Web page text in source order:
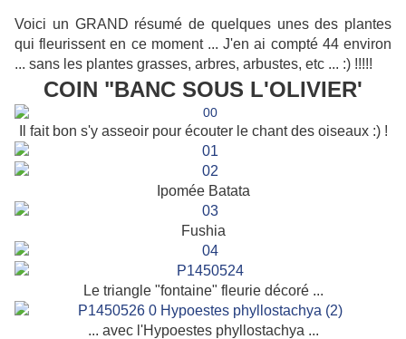
Voici un GRAND résumé de quelques unes des plantes
qui fleurissent en ce moment ... J'en ai compté 44 environ
... sans les plantes grasses, arbres, arbustes, etc ... :) !!!!!
COIN "BANC SOUS L'OLIVIER'
Il fait bon s'y asseoir pour écouter le chant des oiseaux :) !
Ipomée Batata
Fushia
Le triangle "fontaine" fleurie décoré ...
... avec l'Hypoestes phyllostachya ...